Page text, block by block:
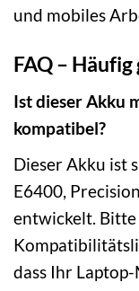
und mobiles
FAQ –
Ist dieser Akku
kompatibel?
Dieser Akku ist
E6400,
entwickelt.
dass Ihr